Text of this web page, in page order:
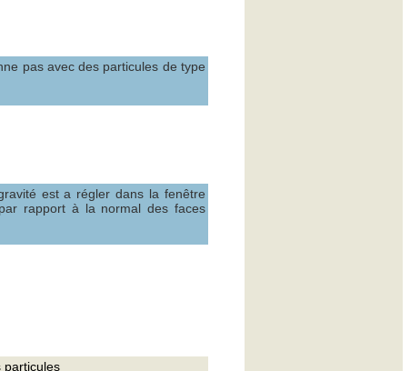
pas avec des particules de type
particules
est a régler dans la fenêtre
rapport à la normal des faces